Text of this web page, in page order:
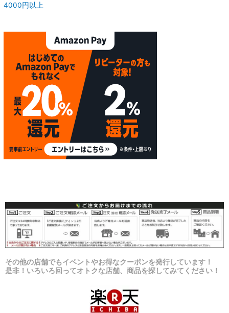
4000円以上
その他の店舗でもイベントやお得なクーポンを発行しています！
是非！いろいろ回ってオトクな店舗、商品を探してみてください！